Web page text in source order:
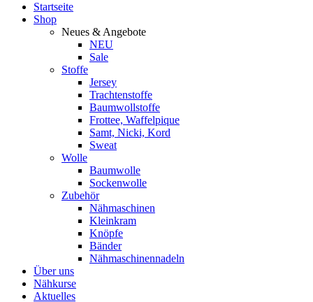
Startseite
Shop
Neues & Angebote
NEU
Sale
Stoffe
Jersey
Trachtenstoffe
Baumwollstoffe
Frottee, Waffelpique
Samt, Nicki, Kord
Sweat
Wolle
Baumwolle
Sockenwolle
Zubehör
Nähmaschinen
Kleinkram
Knöpfe
Bänder
Nähmaschinennadeln
Über uns
Nähkurse
Aktuelles